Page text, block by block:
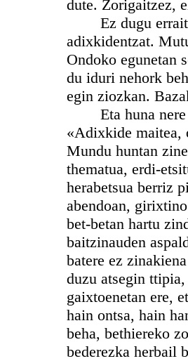
dute. Zorigaitzez,
Ez dugu
adixkidentzat.
Ondoko egunetan
du iduri nehork
egin ziozkan.
Eta huna nere
«Adixkide maitea,
Mundu huntan
thematua, erdi-
herabetsua berriz
abendoan,
bet-betan hartu
baitzinauden
batere ez
duzu atsegin
gaixtoenetan ere,
hain ontsa, hain
beha, bethiereko
bederezka herbail